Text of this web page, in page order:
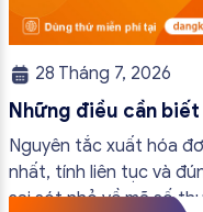
28 Tháng 7, 2026
Những điều cần
đầu ra
Nguyên tắc xuất hóa
nhất, tính liên tục và
sai sót nhỏ về mã số